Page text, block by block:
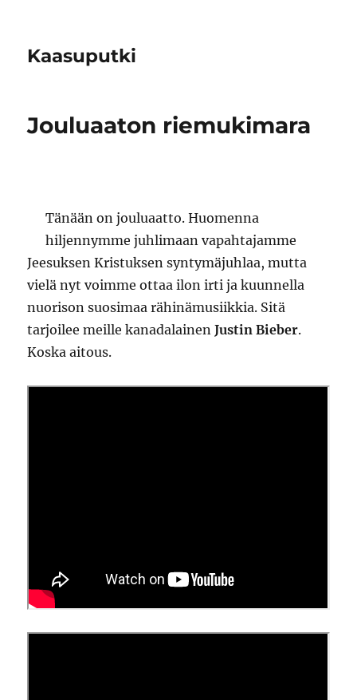
Kaasuputki
Jouluaaton riemukimara
Tänään on jouluaatto. Huomenna
hiljennymme juhlimaan vapahtajamme
Jeesuksen Kristuksen syntymäjuhlaa, mutta
vielä nyt voimme ottaa ilon irti ja kuunnella
nuorison suosimaa rähinämusiikkia. Sitä
tarjoilee meille kanadalainenJustin Bieber.
Koska aitous.